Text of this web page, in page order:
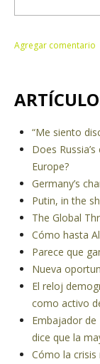
“Me siento
Does
Europe?
Germany’s
Putin, in the
The Global
Cómo hasta
Parece que
Nueva
El reloj
como activo
Embajador
dice que la
Cómo la